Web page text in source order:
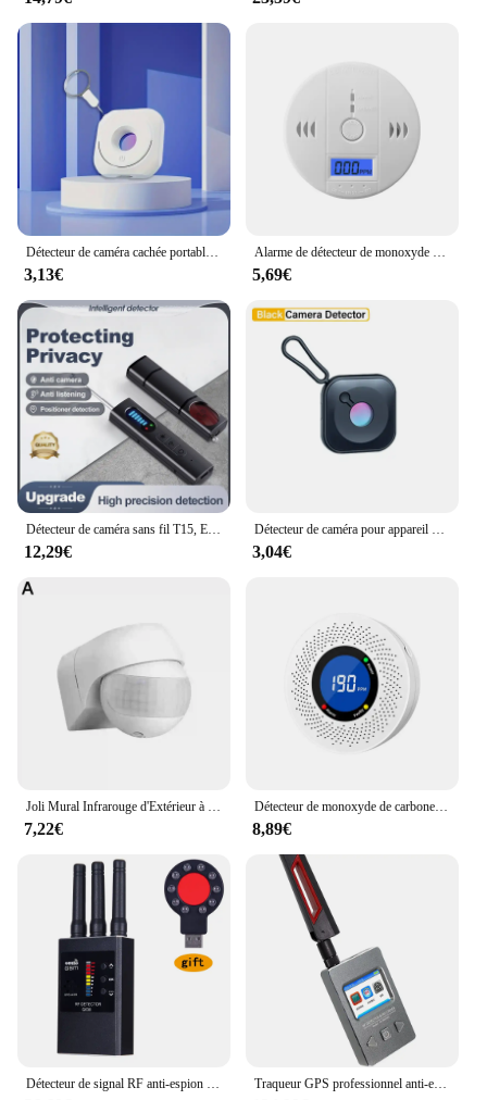
or an individual seeking to purchase for personal
system that ensures you have the information and
assistance you need to make informed decisions
about your safety.
Détecteur de caméra cachée portable, poignées d'objectif cachées, détecteur de sécurité anti-espionnage pour hôtel, détecteur Candid
3,13€
Alarme de détecteur de monoxyde de carbone, capteur photoélectrique, son de l'iode 85dB, affichage numérique LCD, maison intérieure, sirène d'empoisonnement au CO, nouveau
5,69€
Détecteur de caméra sans fil T15, EAU infrarouge, détecteur anti-localisation, formateur de recherche GPS professionnel, protection de sécurité
12,29€
Détecteur de caméra pour appareil photo GNE, portable, sténopé, maison intelligente, poignées d'objectif, gadget protected, protection de sécurité anti-espionnage, détecteur candidat
3,04€
Joli Mural Infrarouge d'Extérieur à Long Mouvement, 110V ~ 230V, PIR, Capteur LED, Minuterie Étanche, 180 Lumières
7,22€
Détecteur de monoxyde de carbone autonome, alarme CO avec écran d'affichage, batterie 62CE ignorée pour la maison, la cuisine et le bureau, nouveau
8,89€
Détecteur de signal RF anti-espion professionnel, Bug 101, Signal audio, Caméra cachée sans fil, Dispositif d'écoute, Traqueur GPS, Détection, G638 Traqueur GPS professionnel anti-espion, caméra cachée, mini caméra espion, 101Wiretap, signal sonore, détecteur de revieespion